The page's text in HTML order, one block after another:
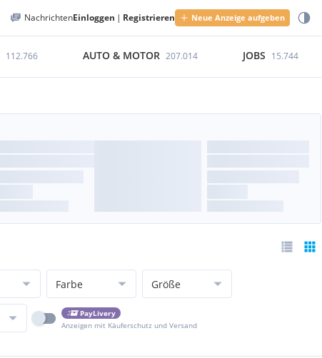
NachrichtenEinloggen | Registrieren Neue Anzeige aufgeben
112.766 AUTO & MOTOR 207.014 JOBS 15.744
Farbe Größe
PayLivery
Anzeigen mit Käuferschutz und Versand